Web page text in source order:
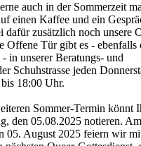
auch in der Sommerzeit
einen Kaffee und ein
dafür zusätzlich noch unsere
Offene Tür gibt es - ebenfalls
- in unserer Beratungs- und
Schuhstrasse jeden
18:00 Uhr.
Sommer-Termin könnt
den 05.08.2025 notieren. Am
05. August 2025 feiern wir